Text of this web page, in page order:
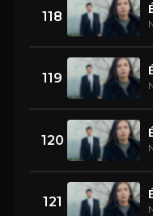
118
119
120
121